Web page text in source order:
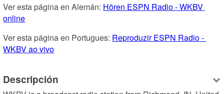
Ver esta página en Alemán: Hören ESPN Radio - WKBV
online
Ver esta página en Portugues: Reproduzir ESPN Radio -
WKBV ao vivo
Descripción